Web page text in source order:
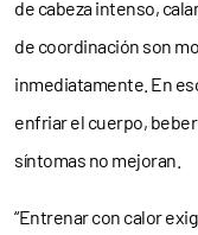
de cabeza intenso,
de coordinación son
inmediatamente. En
enfriar el cuerpo,
síntomas no mejoran.
“Entrenar con calor